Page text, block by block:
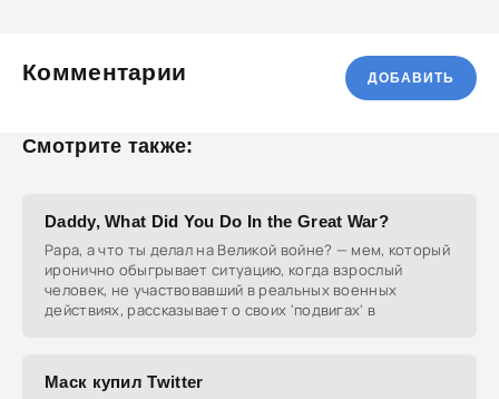
Комментарии ДОБАВИТЬ
Смотрите также:
Daddy, What Did You Do In the Great War?
Papa, а что ты делал на Великой войне? — мем, который
иронично обыгрывает ситуацию, когда взрослый
человек, не участвовавший в реальных военных
действиях, рассказывает о своих 'подвигах' в
Маск купил Twitter